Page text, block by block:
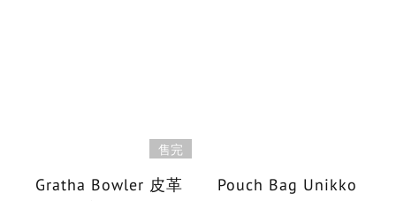
售完
Gratha Bowler 皮革
Pouch Bag Unikko